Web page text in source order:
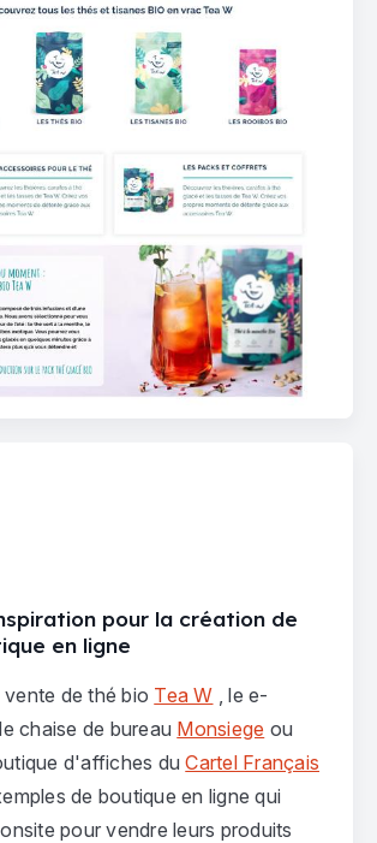
pour la création de
en ligne
de thé bio Tea W , le e-
chaise de bureau Monsiege ou
d'affiches duCartel Français
de boutique en ligne qui
pour vendre leurs produits